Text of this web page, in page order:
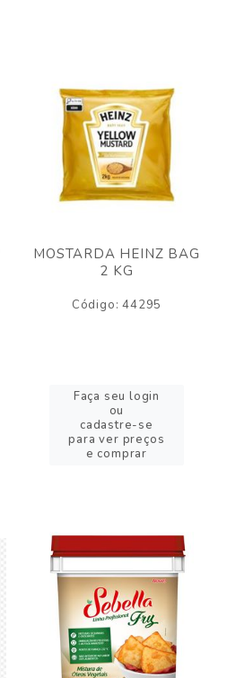
MOSTARDA HEINZ BAG
2 KG
Código: 44295
Faça seu login
ou
cadastre-se
para ver preços
e comprar